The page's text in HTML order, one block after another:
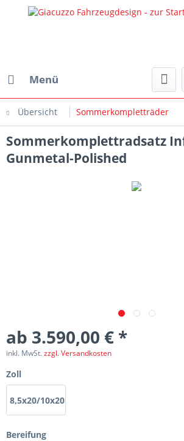
Menü
Übersicht Sommerkompletträder
Sommerkomplettradsatz
Gunmetal-Polished
ab 3.590,00 € *
inkl. MwSt.zzgl. Versandkosten
Zoll
8,5x20/10x20
Bereifung